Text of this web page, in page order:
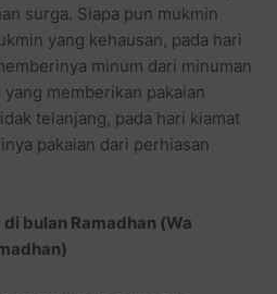
surga. Siapa pun mukmin
yang kehausan, pada hari
minum dari minuman
memberikan pakaian
telanjang, pada hari kiamat
pakaian dari perhiasan
bulan Ramadhan (Wa